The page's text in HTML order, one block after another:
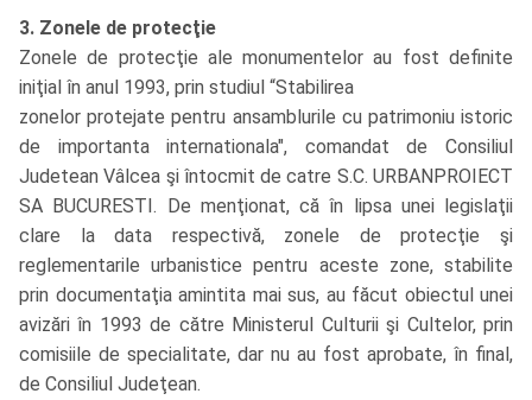
3. Zonele de protecţie
Zonele de protecţie ale monumentelor au fost definite
iniţial în anul 1993, prin studiul “Stabilirea
zonelor protejate pentru ansamblurile cu patrimoniu istoric
de importanta internationala", comandat de Consiliul
Judetean Vâlcea şi întocmit de catre S.C. URBANPROIECT
SA BUCURESTI. De menţionat, că în lipsa unei legislaţii
clare la data respectivă, zonele de protecţie şi
reglementarile urbanistice pentru aceste zone, stabilite
prin documentaţia amintita mai sus, au făcut obiectul unei
avizări în 1993 de către Ministerul Culturii şi Cultelor, prin
comisiile de specialitate, dar nu au fost aprobate, în final,
de Consiliul Judeţean.